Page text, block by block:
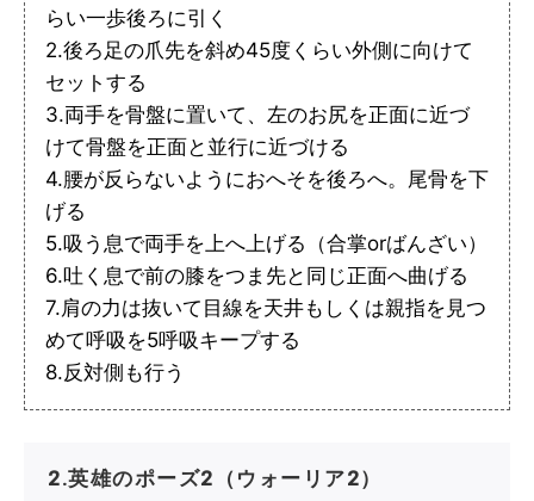
らい一歩後ろに引く
2.後ろ足の爪先を斜め45度くらい外側に向けて
セットする
3.両手を骨盤に置いて、左のお尻を正面に近づ
けて骨盤を正面と並行に近づける
4.腰が反らないようにおへそを後ろへ。尾骨を下
げる
5.吸う息で両手を上へ上げる（合掌orばんざい）
6.吐く息で前の膝をつま先と同じ正面へ曲げる
7.肩の力は抜いて目線を天井もしくは親指を見つ
めて呼吸を5呼吸キープする
8.反対側も行う
2.英雄のポーズ2（ウォーリア2）